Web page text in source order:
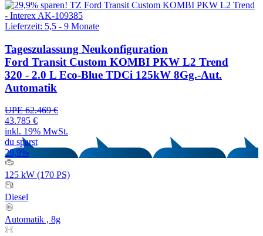
Lieferzeit: 5,5 - 9 Monate
Tageszulassung Neukonfiguration
Ford Transit Custom KOMBI PKW L2 Trend
320 - 2.0 L Eco-Blue TDCi 125kW 8Gg.-Aut.
Automatik
UPE 62.469 €
43.785 €
inkl. 19% MwSt.
du sparst
29,9%
125 kW (170 PS)
Diesel
Automatik , 8g